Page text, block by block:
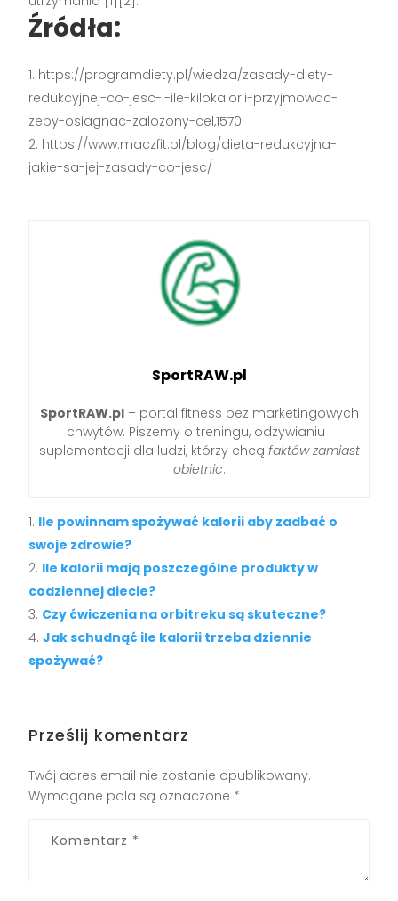
Źródła:
https://programdiety.pl/wiedza/zasady-diety-
redukcyjnej-co-jesc-i-ile-kilokalorii-przyjmowac-
zeby-osiagnac-zalozony-cel,1570
https://www.maczfit.pl/blog/dieta-redukcyjna-
jakie-sa-jej-zasady-co-jesc/
SportRAW.pl
SportRAW.pl– portal fitness bez marketingowych
chwytów. Piszemy o treningu, odżywianiu i
suplementacji dla ludzi, którzy chcą faktów zamiast
obietnic.
Ile powinnam spożywać kalorii aby zadbać o
swoje zdrowie?
Ile kalorii mają poszczególne produkty w
codziennej diecie?
Czy ćwiczenia na orbitreku są skuteczne?
Jak schudnąć ile kalorii trzeba dziennie
spożywać?
Prześlij komentarz
Twój adres email nie zostanie opublikowany.
Wymagane pola są oznaczone *